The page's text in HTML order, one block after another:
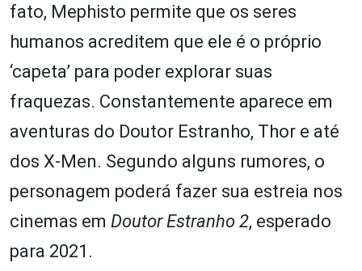
fato, Mephisto permite que os seres
humanos acreditem que ele é o próprio
‘capeta’ para poder explorar suas
fraquezas. Constantemente aparece em
aventuras do Doutor Estranho, Thor e até
dos X-Men. Segundo alguns rumores, o
personagem poderá fazer sua estreia nos
cinemas em Doutor Estranho 2, esperado
para 2021.